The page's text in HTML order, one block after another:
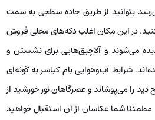
بتوانید از طریق جاده سطحی به سمت
در این مکان اغلب دکه‌های محلی فروش
می‌شوند و آلاچیق‌هایی برای نشستن و
شرایط آب‌وهوایی بام کیاسر به گونه‌ای
را می‌پوشاند و عصرگاهان نور خورشید از
مطمئنا شما عکاسان از آن استقبال خواهید